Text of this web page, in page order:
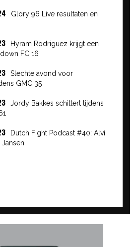
Glory 96 Live resultaten en
Hyram Rodriguez krijgt een
FC 16
Slechte avond voor
GMC 35
Jordy Bakkes schittert tijdens
Dutch Fight Podcast #40: Alvi